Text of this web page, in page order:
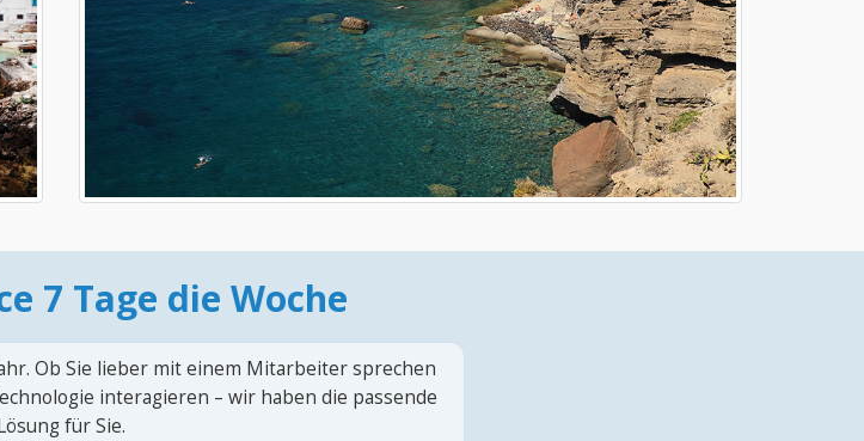
7 Tage die Woche
Ob Sie lieber mit einem Mitarbeiter sprechen
interagieren – wir haben die passende
für Sie.